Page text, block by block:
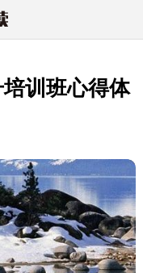
训班心得体